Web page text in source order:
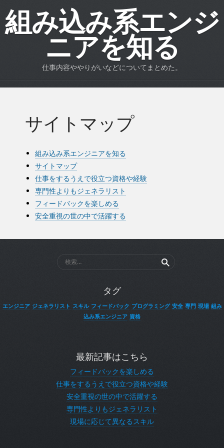
組み込み系エンジ
ニアを知る
仕事内容ややりがいなどについてまとめた。
サイトマップ
組み込み系エンジニアを知る
サイトマップ
仕事をするうえで役立つ資格や経験
専門性よりもジェネラリスト
フィードバックを楽しめる
安全重視の世の中で活躍する
索:
タグ
エンジニア ジェネラリスト スキル フィードバック プログラミング 安全 専門 現場 組み
込み系エンジニア 資格
最新記事はこちら
フィードバックを楽しめる
仕事をするうえで役立つ資格や経験
安全重視の世の中で活躍する
専門性よりもジェネラリスト
現場に応じて異なるスキル